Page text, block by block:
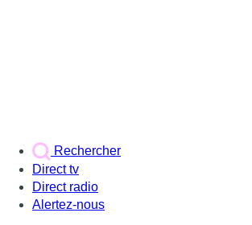
Rechercher
Direct tv
Direct radio
Alertez-nous